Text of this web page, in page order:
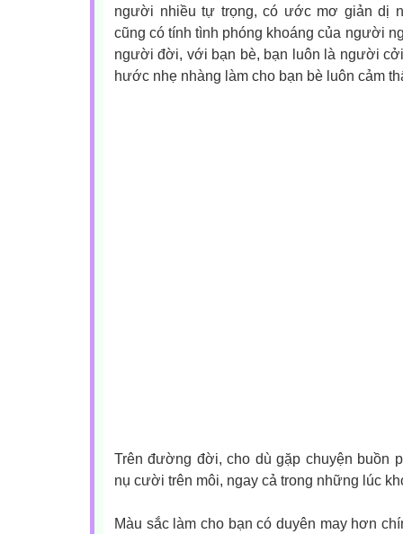
người nhiều tự trọng, có ước mơ giản dị
cũng có tính tình phóng khoáng của người
người đời, với bạn bè, bạn luôn là người
hước nhẹ nhàng làm cho bạn bè luôn cảm
Trên đường đời, cho dù gặp chuyện buồn
nụ cười trên môi, ngay cả trong những lúc
Màu sắc làm cho bạn có duyên may hơn